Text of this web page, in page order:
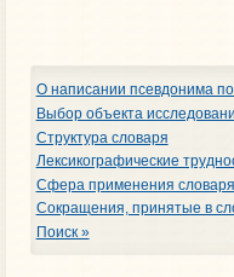
О написании псевдонима
Выбор объекта
Структура словаря
Лексикографические
Сфера применения словаря
Сокращения, принятые в
Поиск »